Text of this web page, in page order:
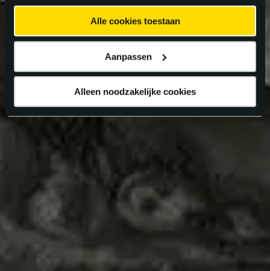
Alle cookies toestaan
Aanpassen
Alleen noodzakelijke cookies